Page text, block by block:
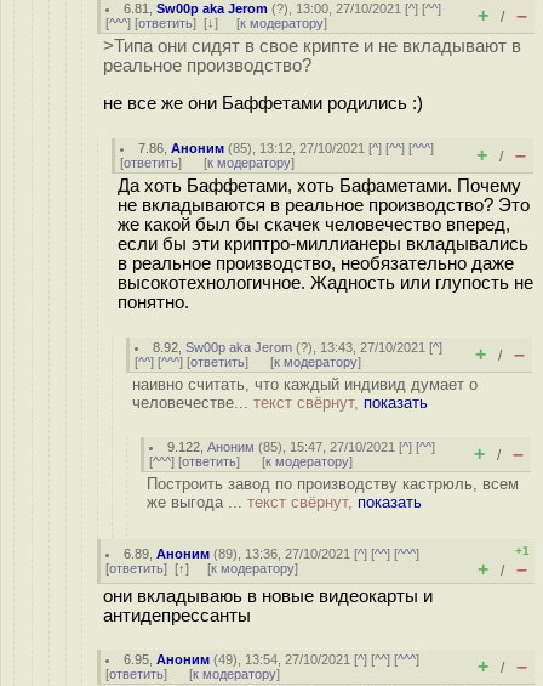
6.81 ,Sw00p aka Jerom (?), 13:00, 27/10/2021 [^] [^^]
[^^^] [ответить] [↓] [к модератору] + / –
>Типа они сидят в свое крипте и не вкладывают в
реальное производство?
не все же они Баффетами родились :)
7.86 ,Аноним (85), 13:12, 27/10/2021 [^] [^^] [^^^]
[ответить] [к модератору] + / –
Да хоть Баффетами, хоть Бафаметами. Почему
не вкладываются в реальное производство? Это
же какой был бы скачек человечество вперед,
если бы эти криптро-миллианеры вкладывались
в реальное производство, необязательно даже
высокотехнологичное. Жадность или глупость не
понятно.
8.92 ,Sw00p aka Jerom (?), 13:43, 27/10/2021 [^]
[^^] [^^^] [ответить] [к модератору] + / –
наивно считать, что каждый индивид думает о
человечестве... текст свёрнут, показать
9.122 ,Аноним (85), 15:47, 27/10/2021 [^] [^^]
[^^^] [ответить] [к модератору] + / –
Построить завод по производству кастрюль, всем
же выгода ... текст свёрнут, показать
6.89 ,Аноним (89), 13:36, 27/10/2021 [^] [^^] [^^^]
[ответить] [↑] [к модератору]
+1
+ / –
они вкладываюь в новые видеокарты и
антидепрессанты
6.95 ,Аноним (49), 13:54, 27/10/2021 [^] [^^] [^^^]
[ответить] [к модератору] + / –